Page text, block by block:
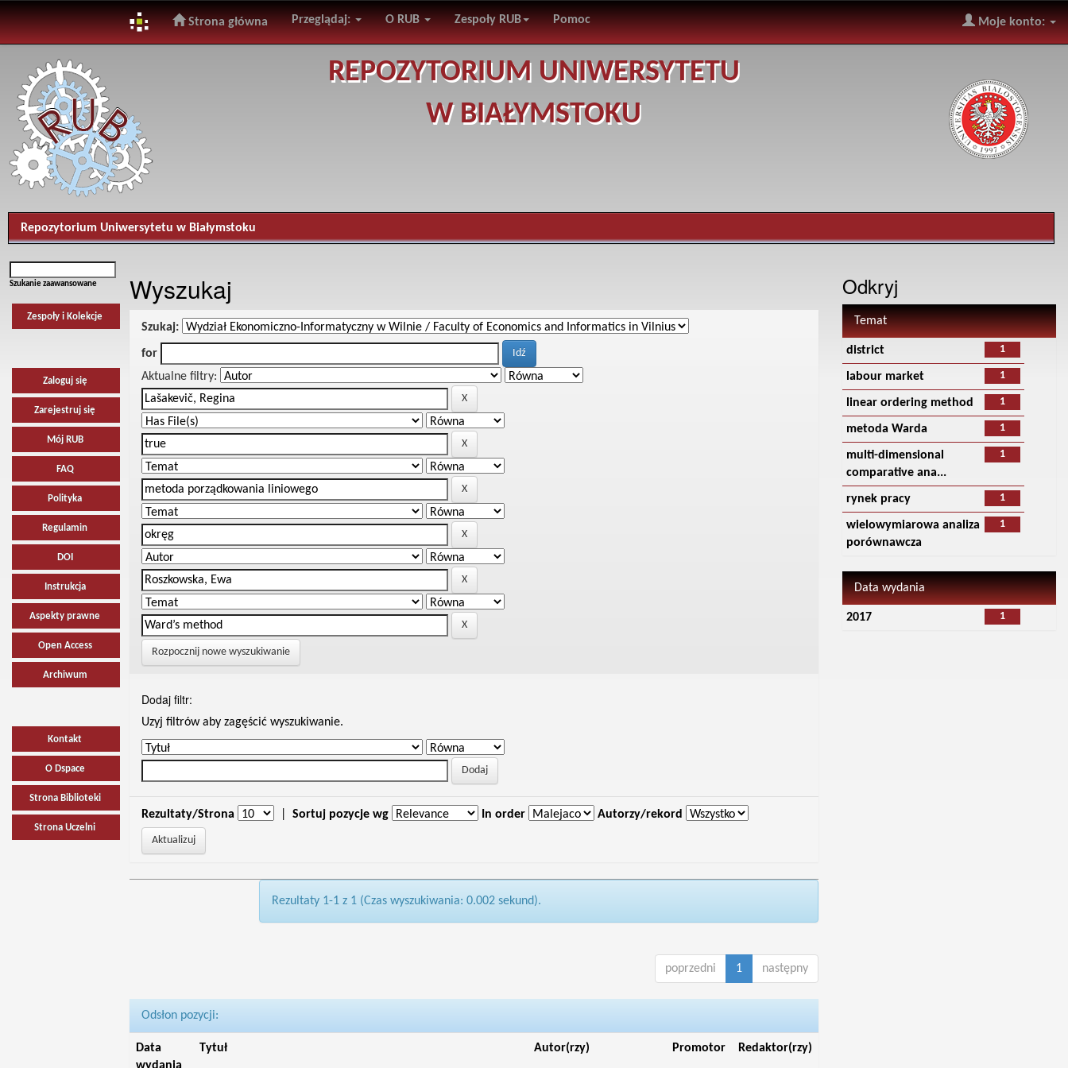
navigation
Strona główna Przeglądaj: O RUB Zespoły RUB Pomoc Moje konto:
REPOZYTORIUM UNIWERSYTETU
W BIAŁYMSTOKU
Repozytorium Uniwersytetu w Białymstoku
Szukanie zaawansowane
Zespoły i Kolekcje
Zaloguj się
Zarejestruj się
Mój RUB
FAQ
Polityka
Regulamin
DOI
Instrukcja
Aspekty prawne
Open Access
Archiwum
Kontakt
O Dspace
Strona Biblioteki
Strona Uczelni
Wyszukaj
Szukaj:
for
Aktualne filtry:
Rozpocznij nowe wyszukiwanie
Dodaj filtr:
Uzyj filtrów aby zagęścić wyszukiwanie.
Rezultaty/Strona Sortuj pozycje wg In order Autorzy/rekord
Rezultaty 1-1 z 1 (Czas wyszukiwania: 0.002 sekund).
poprzedni 1 następny
Odsłon pozycji:
Data
Tytuł Autor(rzy) Promotor Redaktor(rzy)
Odkryj
Temat
1
district
1
labour market
1
linear ordering method
1
metoda Warda
1
multi-dimensional
comparative ana...
1
rynek pracy
1
wielowymiarowa analiza
porównawcza
Data wydania
1
2017